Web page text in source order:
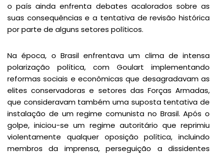
o país ainda enfrenta debates acalorados sobre as
suas consequências e a tentativa de revisão histórica
por parte de alguns setores políticos.
Na época, o Brasil enfrentava um clima de intensa
polarização política, com Goulart implementando
reformas sociais e econômicas que desagradavam as
elites conservadoras e setores das Forças Armadas,
que consideravam também uma suposta tentativa de
instalação de um regime comunista no Brasil. Após o
golpe, iniciou-se um regime autoritário que reprimiu
violentamente qualquer oposição política, incluindo
membros da imprensa, perseguição a dissidentes